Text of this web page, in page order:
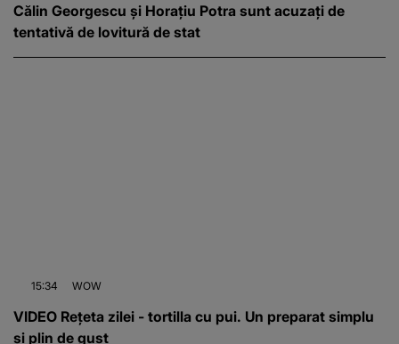
Călin Georgescu și Horațiu Potra sunt acuzați de
tentativă de lovitură de stat
15:34 WOW
VIDEO Rețeta zilei - tortilla cu pui. Un preparat simplu
și plin de gust